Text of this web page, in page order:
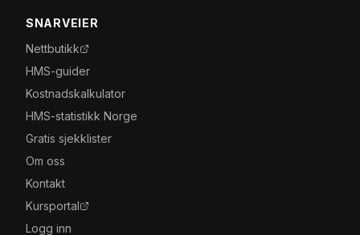
SNARVEIER
Nettbutikk
HMS-guider
Kostnadskalkulator
HMS-statistikk Norge
Gratis sjekklister
Om oss
Kontakt
Kursportal
Logg inn